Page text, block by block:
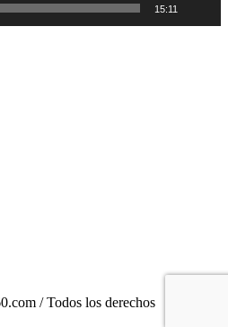
15:11
/ Todos los derechos